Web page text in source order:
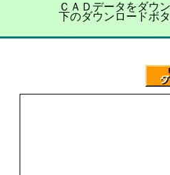
ＣＡＤデータをダウ
下のダウンロードボ